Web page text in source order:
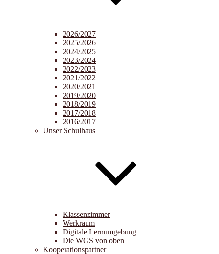
2026/2027
2025/2026
2024/2025
2023/2024
2022/2023
2021/2022
2020/2021
2019/2020
2018/2019
2017/2018
2016/2017
Unser Schulhaus
Klassenzimmer
Werkraum
Digitale Lernumgebung
Die WGS von oben
Kooperationspartner